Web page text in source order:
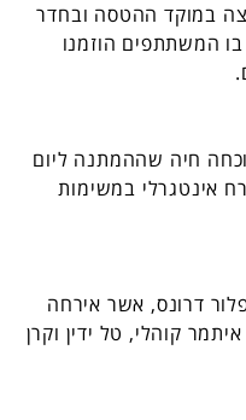
במוקד ההטסה ובחדר
המשתתפים הוזמנו
חיה שההמתנה ליום
אינטגרלי במשימות
דרונס, אשר אירחה
קוהלי, טל ידין וקרן